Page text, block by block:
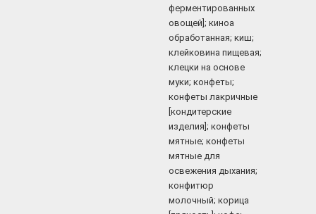
ферментированных
овощей]; киноа
обработанная; киш;
клейковина пищевая;
клецки на основе
муки; конфеты;
конфеты лакричные
[кондитерские
изделия]; конфеты
мятные; конфеты
мятные для
освежения дыхания;
конфитюр
молочный; корица